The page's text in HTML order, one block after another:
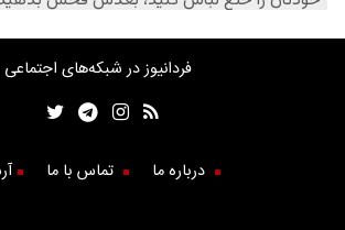
فردانیوز در شبکه‌های اجتماعی
درباره ما تماس با ما